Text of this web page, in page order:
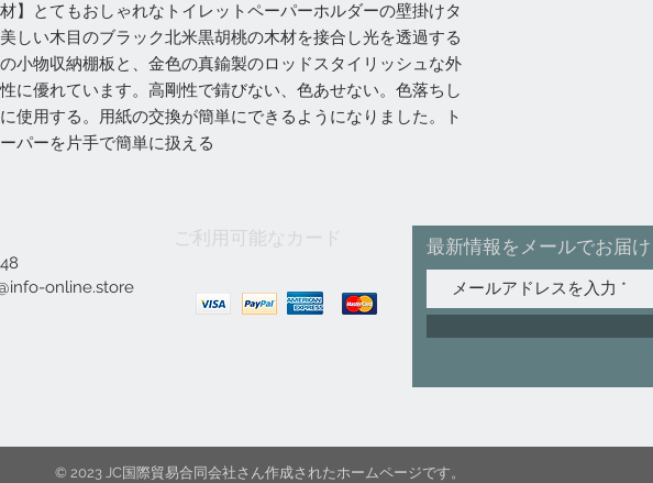
材】とてもおしゃれなトイレットペーパーホルダーの壁掛けタ
しい木目のブラック北米黒胡桃の木材を接合し光を透過する
小物収納棚板と、金色の真鍮製のロッドスタイリッシュな外
に優れています。高剛性で錆びない、色あせない。色落ちし
使用する。用紙の交換が簡単にできるようになりました。ト
パーを片手で簡単に扱える
online.store
ご利用可能なカード 最新情報をメールでお届
© 2023 JC国際貿易合同会社さん作成されたホームページです。